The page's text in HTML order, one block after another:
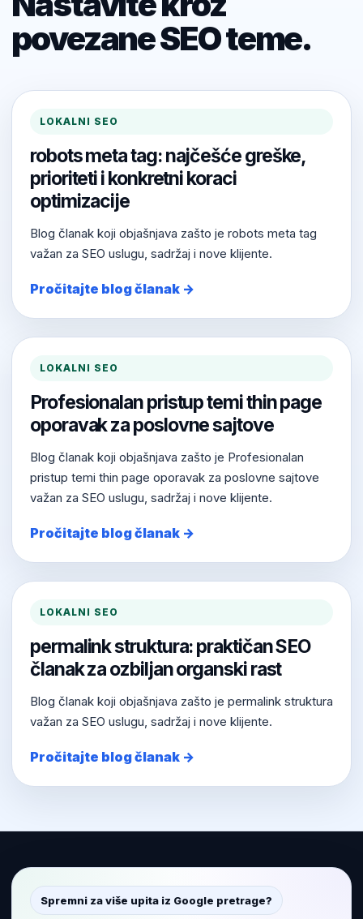
povezane SEO teme.
LOKALNI SEO
robots meta tag: najčešće greške,
prioriteti i konkretni koraci
optimizacije
Blog članak koji objašnjava zašto je robots meta tag
važan za SEO uslugu, sadržaj i nove klijente.
Pročitajte blog članak →
LOKALNI SEO
Profesionalan pristup temi thin page
oporavak za poslovne sajtove
Blog članak koji objašnjava zašto je Profesionalan
pristup temi thin page oporavak za poslovne sajtove
važan za SEO uslugu, sadržaj i nove klijente.
Pročitajte blog članak →
LOKALNI SEO
permalink struktura: praktičan SEO
članak za ozbiljan organski rast
Blog članak koji objašnjava zašto je permalink struktura
važan za SEO uslugu, sadržaj i nove klijente.
Pročitajte blog članak →
Spremni za više upita iz Google pretrage?